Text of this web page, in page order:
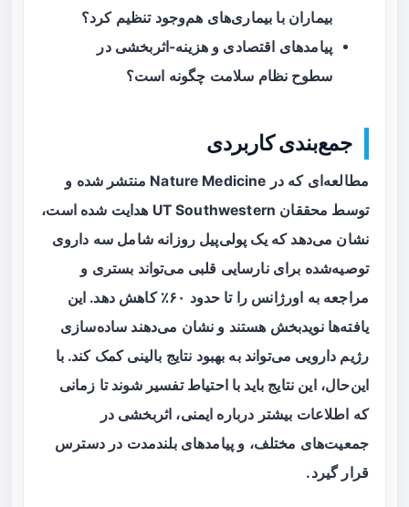
بیماران با بیماری‌های هم‌وجود تنظیم کرد؟
پیامدهای اقتصادی و هزینه-اثربخشی در
سطوح نظام سلامت چگونه است؟
جمع‌بندی کاربردی
مطالعه‌ای که در Nature Medicine منتشر شده و
توسط محققان UT Southwestern هدایت شده است،
نشان می‌دهد که یک پولی‌پیل روزانه شامل سه داروی
توصیه‌شده برای نارسایی قلبی می‌تواند بستری و
مراجعه به اورژانس را تا حدود ۶۰٪
کاهش دهد. این
یافته‌ها نویدبخش هستند و نشان می‌دهند ساده‌سازی
رژیم دارویی می‌تواند به بهبود نتایج بالینی کمک کند. با
این‌حال، این نتایج باید با احتیاط تفسیر شوند تا زمانی
که اطلاعات بیشتر درباره ایمنی، اثربخشی در
جمعیت‌های مختلف، و پیامدهای بلندمدت در دسترس
قرار گیرد.